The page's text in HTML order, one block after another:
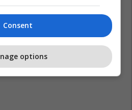
Consent
options